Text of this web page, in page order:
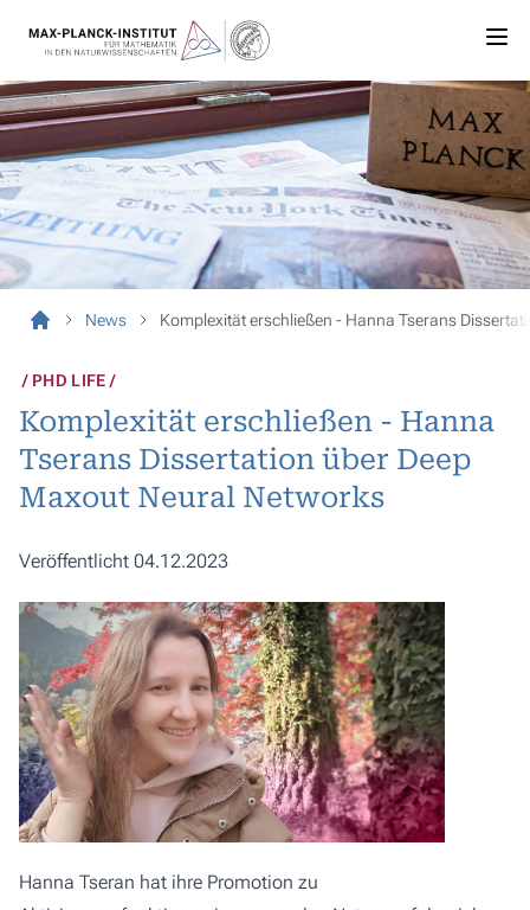
News Komplexität erschließen - Hanna Tserans
PHD LIFE
Komplexität erschließen - Hanna
Tserans Dissertation über Deep
Maxout Neural Networks
Veröffentlicht 04.12.2023
Hanna Tseran hat ihre Promotion zu